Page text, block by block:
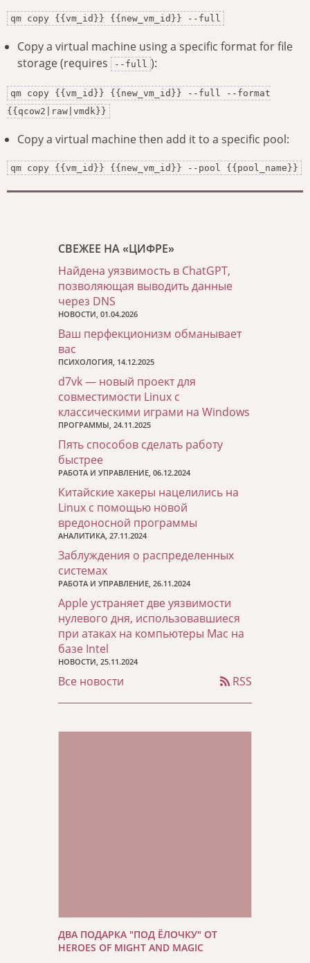
qm copy {{vm_id}} {{new_vm_id}} --full
Copy a virtual machine using a specific format for file
storage (requires
--full ):
qm copy {{vm_id}} {{new_vm_id}} --full --format
{{qcow2|raw|vmdk}}
Copy a virtual machine then add it to a specific pool:
qm copy {{vm_id}} {{new_vm_id}} --pool {{pool_name}}
СВЕЖЕЕ НА «ЦИФРЕ»
Найдена уязвимость в ChatGPT,
позволяющая выводить данные
через DNS
НОВОСТИ, 01.04.2026
Ваш перфекционизм обманывает
вас
ПСИХОЛОГИЯ, 14.12.2025
d7vk — новый проект для
совместимости Linux с
классическими играми на Windows
ПРОГРАММЫ, 24.11.2025
Пять способов сделать работу
быстрее
РАБОТА И УПРАВЛЕНИЕ, 06.12.2024
Китайские хакеры нацелились на
Linux с помощью новой
вредоносной программы
АНАЛИТИКА, 27.11.2024
Заблуждения о распределенных
системах
РАБОТА И УПРАВЛЕНИЕ, 26.11.2024
Apple устраняет две уязвимости
нулевого дня, использовавшиеся
при атаках на компьютеры Mac на
базе Intel
НОВОСТИ, 25.11.2024
Все новости RSS
ДВА ПОДАРКА "ПОД ЁЛОЧКУ" ОТ
HEROES OF MIGHT AND MAGIC